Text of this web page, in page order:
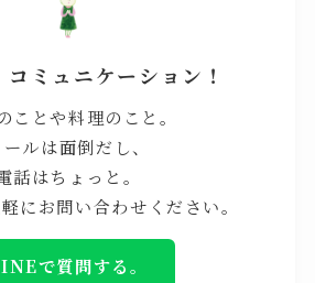
ミュニケーション！
ことや料理のこと。
ールは面倒だし、
話はちょっと。
にお問い合わせください。
で質問する。